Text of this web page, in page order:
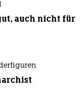
auch nicht für